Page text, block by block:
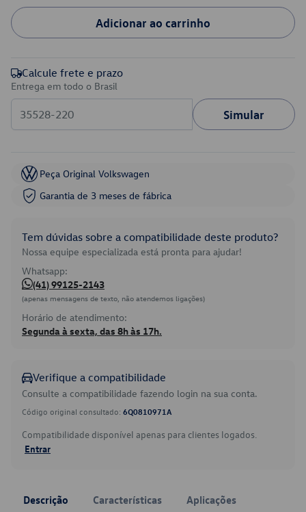
Adicionar ao carrinho
Calcule frete e prazo
Entrega em todo o Brasil
Simular
Peça Original Volkswagen
Garantia de 3 meses de fábrica
Tem dúvidas sobre a compatibilidade deste produto?
Nossa equipe especializada está pronta para ajudar!
Whatsapp:
(41) 99125-2143
(apenas mensagens de texto, não atendemos ligações)
Horário de atendimento:
Segunda à sexta, das 8h às 17h.
Verifique a compatibilidade
Consulte a compatibilidade fazendo login na sua conta.
Código original consultado: 6Q0810971A
Compatibilidade disponível apenas para clientes logados.
Entrar
Descrição Características Aplicações